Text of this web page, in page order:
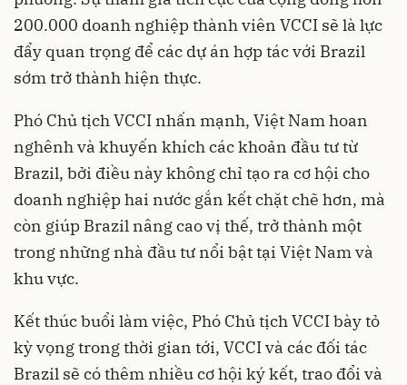
200.000 doanh nghiệp thành viên VCCI sẽ là lực
đẩy quan trọng để các dự án hợp tác với Brazil
sớm trở thành hiện thực.
Phó Chủ tịch VCCI nhấn mạnh, Việt Nam hoan
nghênh và khuyến khích các khoản đầu tư từ
Brazil, bởi điều này không chỉ tạo ra cơ hội cho
doanh nghiệp hai nước gắn kết chặt chẽ hơn, mà
còn giúp Brazil nâng cao vị thế, trở thành một
trong những nhà đầu tư nổi bật tại Việt Nam và
khu vực.
Kết thúc buổi làm việc, Phó Chủ tịch VCCI bày tỏ
kỳ vọng trong thời gian tới, VCCI và các đối tác
Brazil sẽ có thêm nhiều cơ hội ký kết, trao đổi và